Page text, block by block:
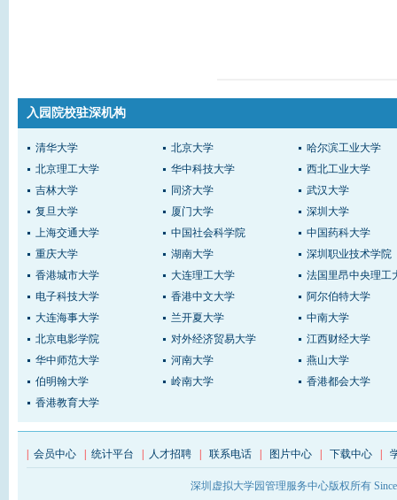
入园院校驻深机构
清华大学 北京大学
哈尔滨工业大学
北京理工大学
华中科技大学
西北工业大学
吉林大学
同济大学
武汉大学
复旦大学
厦门大学
深圳大学
上海交通大学
中国社会科学院
中国药科大学
重庆大学
湖南大学
深圳职业技术学院
香港城市大学
大连理工大学
法国里昂中央理工
电子科技大学
香港中文大学
阿尔伯特大学
大连海事大学
兰开夏大学
中南大学
北京电影学院
对外经济贸易大学
江西财经大学
华中师范大学
河南大学
燕山大学
伯明翰大学
岭南大学
香港都会大学
香港教育大学
会员中心 统计平台 人才招聘 联系电话 图片中心 下载中心
深圳虚拟大学园管理服务中心版权所有